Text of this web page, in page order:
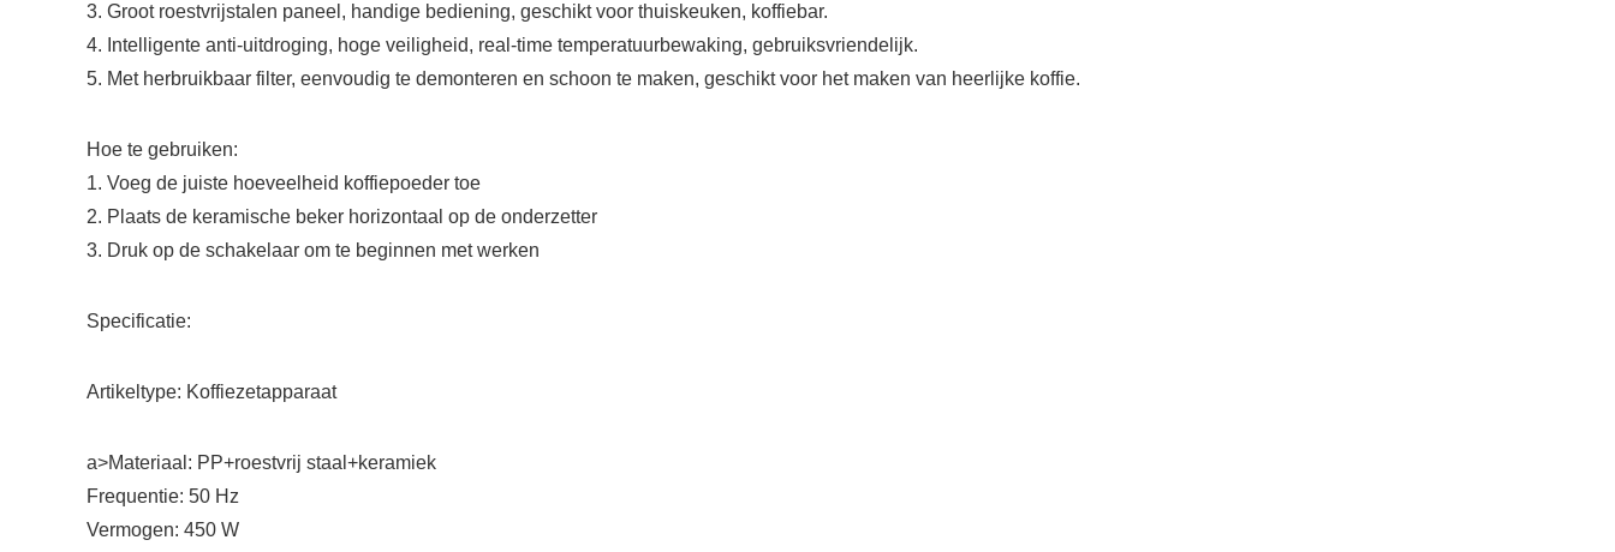
3. Groot roestvrijstalen paneel, handige bediening, geschikt voor thuiskeuken, koffiebar.
4. Intelligente anti-uitdroging, hoge veiligheid, real-time temperatuurbewaking, gebruiksvriendelijk.
5. Met herbruikbaar filter, eenvoudig te demonteren en schoon te maken, geschikt voor het maken van heerlijke koffie.
Hoe te gebruiken:
1. Voeg de juiste hoeveelheid koffiepoeder toe
2. Plaats de keramische beker horizontaal op de onderzetter
3. Druk op de schakelaar om te beginnen met werken
Specificatie:
Artikeltype: Koffiezetapparaat
a>Materiaal: PP+roestvrij staal+keramiek
Frequentie: 50 Hz
Vermogen: 450 W